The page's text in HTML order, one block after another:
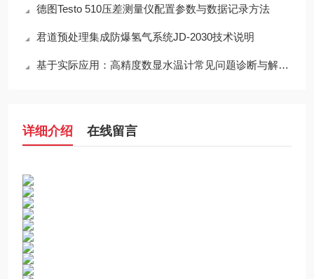
德图Testo 510压差测量仪配置参数与数据记录方法
君道预处理集成防爆氢气系统JD-2030技术说明
基于实际应用：高精度数显水温计常见问题诊断与解决策略
详细介绍 在线留言